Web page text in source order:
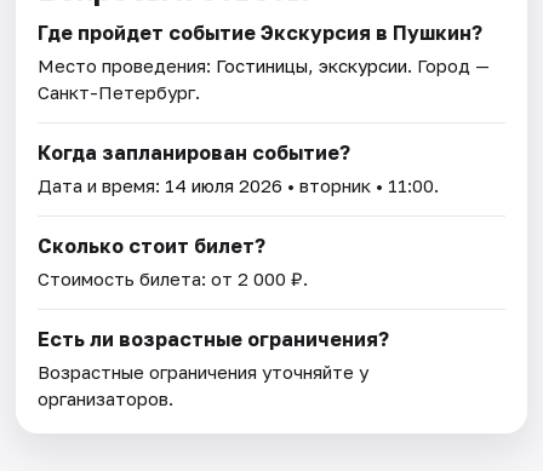
Где пройдет событие Экскурсия в Пушкин?
Место проведения: Гостиницы, экскурсии. Город —
Санкт-Петербург.
Когда запланирован событие?
Дата и время: 14 июля 2026 • вторник • 11:00.
Сколько стоит билет?
Стоимость билета: от 2 000 ₽.
Есть ли возрастные ограничения?
Возрастные ограничения уточняйте у
организаторов.